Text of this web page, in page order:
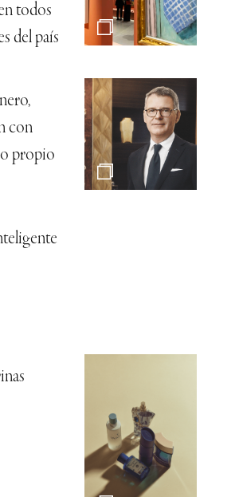
todos
del país
con
propio